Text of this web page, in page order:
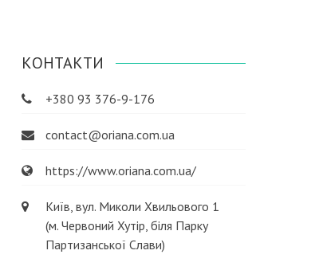
КОНТАКТИ
+380 93 376-9-176
contact@oriana.com.ua
https://www.oriana.com.ua/
Київ, вул. Миколи Хвильового 1
(м. Червоний Хутір, біля Парку
Партизанської Слави)